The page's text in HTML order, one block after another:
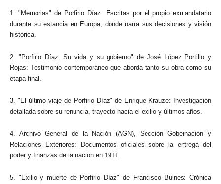
1. "Memorias" de Porfirio Díaz: Escritas por el propio exmandatario
durante su estancia en Europa, donde narra sus decisiones y visión
histórica.
2. "Porfirio Díaz. Su vida y su gobierno" de José López Portillo y
Rojas: Testimonio contemporáneo que aborda tanto su obra como su
etapa final.
3. "El último viaje de Porfirio Díaz" de Enrique Krauze: Investigación
detallada sobre su renuncia, trayecto hacia el exilio y últimos años.
4. Archivo General de la Nación (AGN), Sección Gobernación y
Relaciones Exteriores: Documentos oficiales sobre la entrega del
poder y finanzas de la nación en 1911.
5. "Exilio y muerte de Porfirio Díaz" de Francisco Bulnes: Crónica